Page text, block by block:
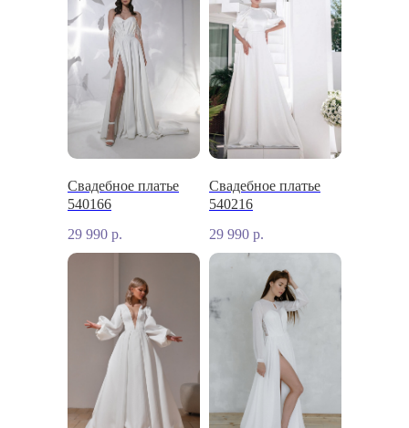
Свадебное платье
540166
29 990 р.
Свадебное платье
540216
29 990 р.